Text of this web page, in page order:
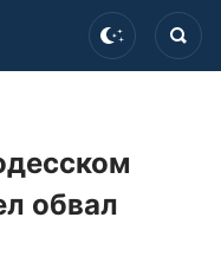
обвал